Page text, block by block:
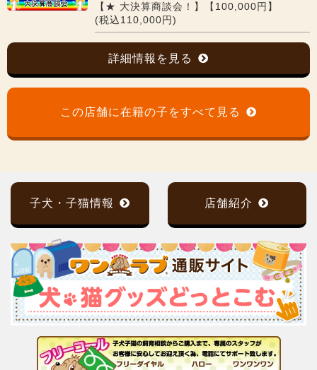
【★ 大決算商談会！】【100,000円】
(税込110,000円)
詳細情報を見る
この店舗に在籍の子をすべて見る
子犬・子猫情報 店舗紹介